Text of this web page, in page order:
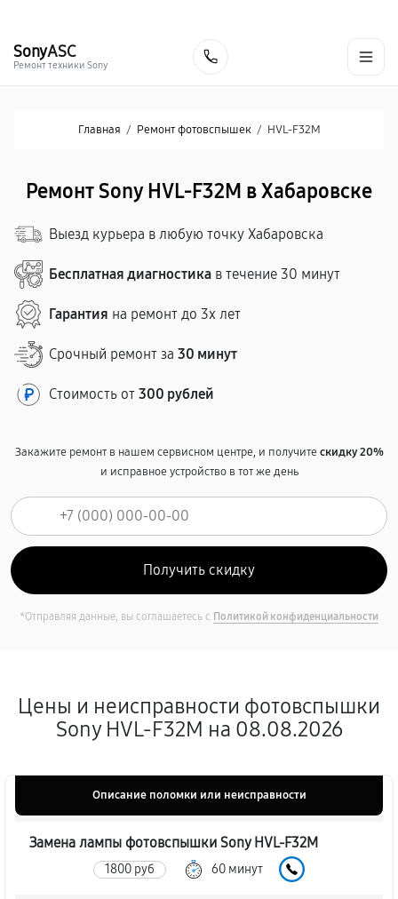
SonyASC
Ремонт техники Sony
Главная / Ремонт фотовспышек / HVL-F32M
Ремонт Sony HVL-F32M в Хабаровске
Выезд курьера в любую точку Хабаровска
Бесплатная диагностика в течение 30 минут
Гарантия на ремонт до 3х лет
Срочный ремонт за 30 минут
Стоимость от 300 рублей
Закажите ремонт в нашем сервисном центре, и получитескидку 20%
и исправное устройство в тот же день
*Отправляя данные, вы соглашаетесь с Политикой конфиденциальности
Цены и неисправности фотовспышки
Sony HVL-F32M на 08.08.2026
Описание поломки или неисправности
Замена лампы фотовспышки Sony HVL-F32M
1800 руб 60 минут